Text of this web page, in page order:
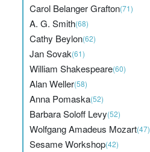
Carol Belanger Grafton(71)
A. G. Smith(68)
Cathy Beylon(62)
Jan Sovak(61)
William Shakespeare(60)
Alan Weller(58)
Anna Pomaska(52)
Barbara Soloff Levy(52)
Wolfgang Amadeus Mozart(47)
Sesame Workshop(42)